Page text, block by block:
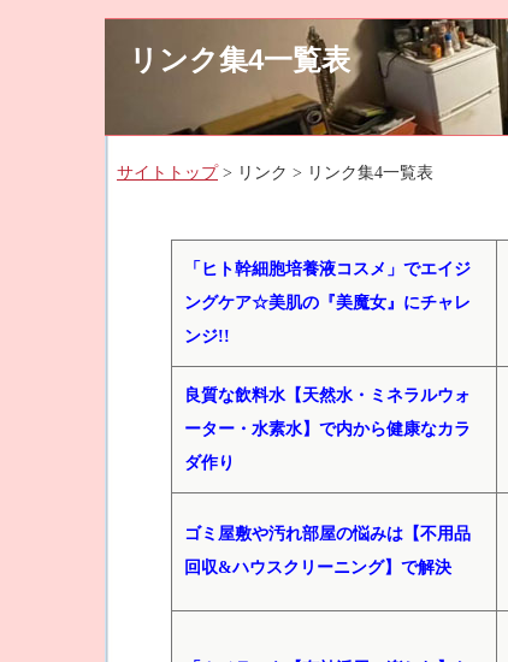
リンク集4一覧表
サイトトップ > リンク > リンク集4一覧表
「ヒト幹細胞培養液コスメ」でエイジ
ングケア☆美肌の『美魔女』にチャレ
ンジ!!
良質な飲料水【天然水・ミネラルウォ
ーター・水素水】で内から健康なカラ
ダ作り
ゴミ屋敷や汚れ部屋の悩みは【不用品
回収&ハウスクリーニング】で解決